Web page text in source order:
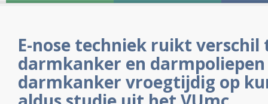
E-nose techniek ruikt verschil
darmkanker en darmpoliepen
darmkanker vroegtijdig op